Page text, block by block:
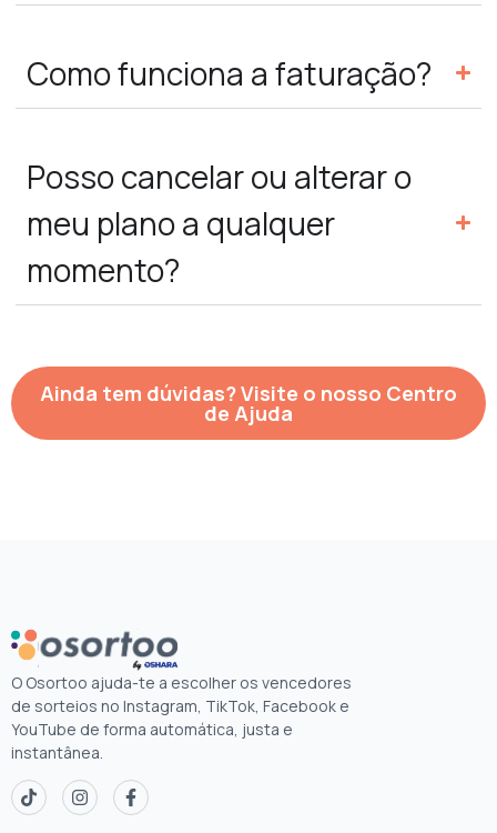
Como funciona a faturação?
Posso cancelar ou alterar o
meu plano a qualquer
momento?
Ainda tem dúvidas? Visite o nosso Centro
de Ajuda
O Osortoo ajuda-te a escolher os vencedores
de sorteios no Instagram, TikTok, Facebook e
YouTube de forma automática, justa e
instantânea.